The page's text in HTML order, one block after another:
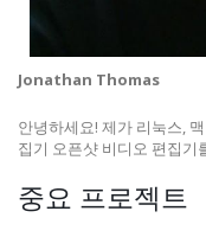
Jonathan Thomas
안녕하세요! 제가 리눅스,
집기 오픈샷 비디오 편집기
중요 프로젝트